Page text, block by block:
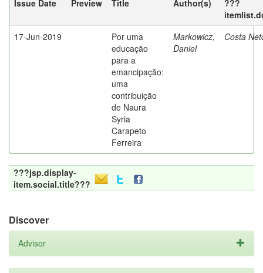
Issue Date Preview Title Author(s)
???
17-Jun-2019
Por uma
educação
para a
emancipação:
uma
contribuição
de Naura
Syria
Carapeto
Ferreira
Markowicz,
Daniel
Costa
???jsp.display-
item.social.title???
Discover
Advisor